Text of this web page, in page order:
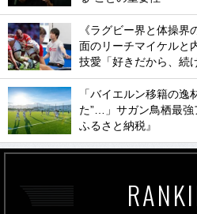
《ラグビー界と体操
面のリーチマイケルと
技愛「好きだから、続
「バイエルン移籍の逸
た”…」サガン鳥栖最強
ふるさと納税』